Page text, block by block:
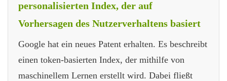
personalisierten Index, der auf
Vorhersagen des Nutzerverhaltens basiert
Google hat ein neues Patent erhalten. Es beschreibt
einen token-basierten Index, der mithilfe von
maschinellem Lernen erstellt wird. Dabei fließt